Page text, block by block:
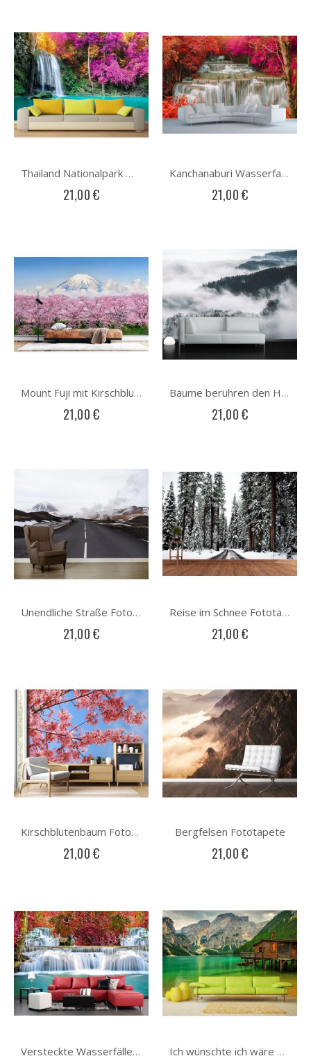
Thailand Nationalpark Wasserfall Fototapete
21,00 €
Kanchanaburi Wasserfall Fototapete
21,00 €
Mount Fuji mit Kirschblüten Fototapete
21,00 €
Bäume berühren den Himmel Fototapete
21,00 €
Unendliche Straße Fototapete
21,00 €
Reise im Schnee Fototapete
21,00 €
Kirschblütenbaum Fototapete
21,00 €
Bergfelsen Fototapete
21,00 €
Versteckte Wasserfälle Fototapete Ich wünschte ich wäre da Fototapete